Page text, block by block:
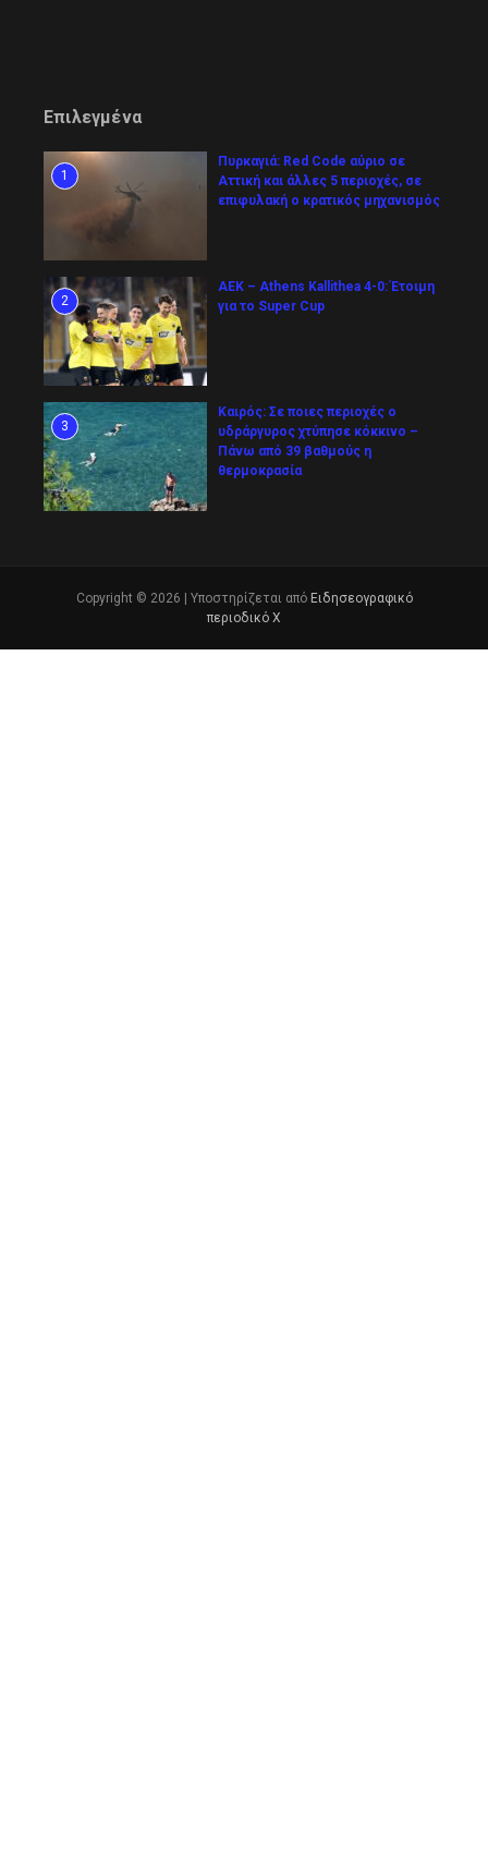
Επιλεγμένα
1
Πυρκαγιά: Red Code αύριο σε
Αττική και άλλες 5 περιοχές, σε
επιφυλακή ο κρατικός μηχανισμός
2
ΑΕΚ – Athens Kallithea 4-0: Έτοιμη
για το Super Cup
3
Καιρός: Σε ποιες περιοχές ο
υδράργυρος χτύπησε κόκκινο –
Πάνω από 39 βαθμούς η
θερμοκρασία
Copyright © 2026 | Υποστηρίζεται από Ειδησεογραφικό
περιοδικό Χ